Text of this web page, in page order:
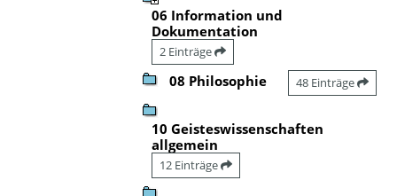
06 Information und
Dokumentation
2 Einträge
08 Philosophie 48 Einträge
10 Geisteswissenschaften
allgemein
12 Einträge